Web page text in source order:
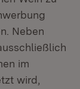
Neben
im
wird,